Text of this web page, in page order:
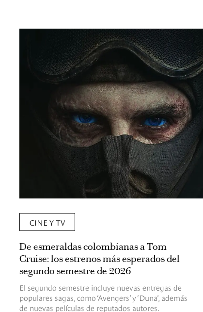
CINE Y TV
De esmeraldas colombianas a Tom
Cruise: los estrenos más esperados del
segundo semestre de 2026
El segundo semestre incluye nuevas entregas de
populares sagas, como ‘Avengers’ y ‘Duna’, además
de nuevas películas de reputados autores.